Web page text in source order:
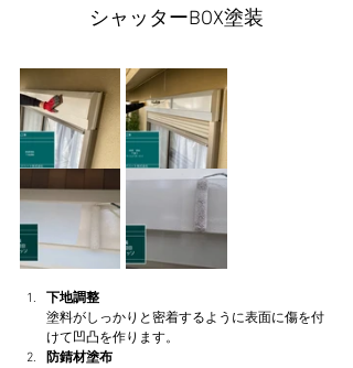
シャッターBOX塗装
下地調整
塗料がしっかりと密着するように表面に傷を付
けて凹凸を作ります。
防錆材塗布